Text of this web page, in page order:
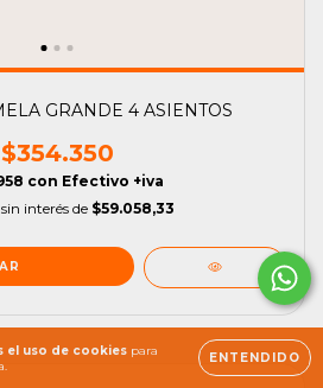
el uso de cookies para
ENTENDIDO
GRANDE 4 ASIENTOS
$354.350
con Efectivo +iva
interés de $59.058,33